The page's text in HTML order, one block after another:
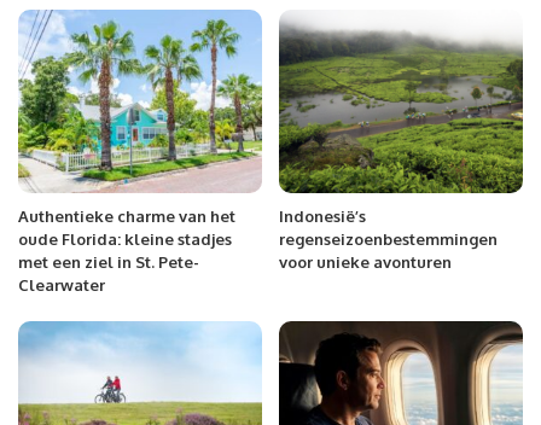
Authentieke charme van het
oude Florida: kleine stadjes
met een ziel in St. Pete-
Clearwater
Indonesië’s
regenseizoenbestemmingen
voor unieke avonturen